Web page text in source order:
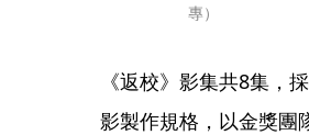
專）
《返校》影集共8集，
影製作規格，以金獎團